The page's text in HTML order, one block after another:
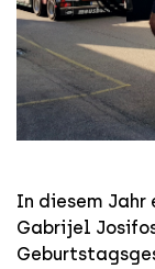
In diesem
Gabrijel